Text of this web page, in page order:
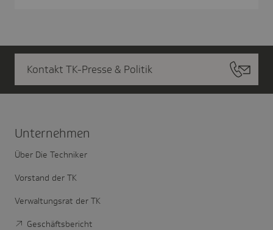
Kontakt TK-Presse & Politik
Unter­nehmen
Über Die Techniker
Vorstand der TK
Verwaltungsrat der TK
Geschäftsbericht